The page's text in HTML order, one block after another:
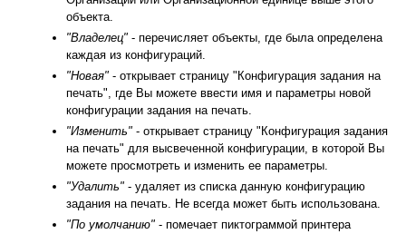
объекта.
"Владелец" - перечисляет объекты, где была определена
каждая из конфигураций.
"Новая" - открывает страницу "Конфигурация задания на
печать", где Вы можете ввести имя и параметры новой
конфигурации задания на печать.
"Изменить" - открывает страницу "Конфигурация задания
на печать" для высвеченной конфигурации, в которой Вы
можете просмотреть и изменить ее параметры.
"Удалить" - удаляет из списка данную конфигурацию
задания на печать. Не всегда может быть использована.
"По умолчанию" - помечает пиктограммой принтера